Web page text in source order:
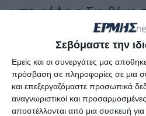
Σεβόμαστε την
Εμείς και οι συνεργάτες μας
πρόσβαση σε πληροφορίες σε μια
και επεξεργαζόμαστε προσωπικά
αναγνωριστικοί και
αποστέλλονται από μια συσκευή για
υπεγράφη η Συνθήκη
οποία ο ίδιος ο
Οι κινήσεις του
ήταν
εντέλεια